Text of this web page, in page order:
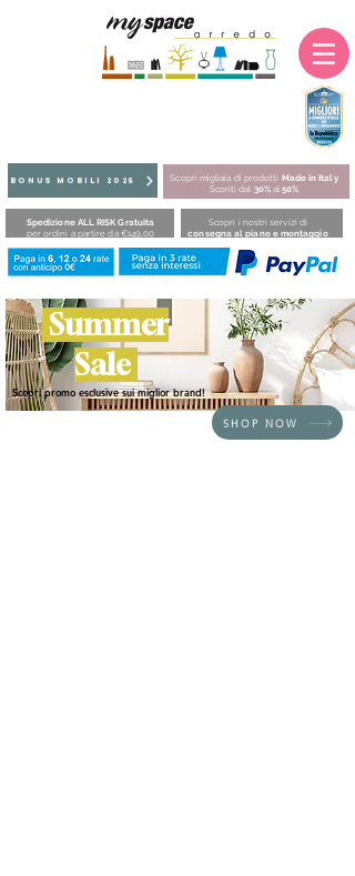
BONUS MOBILI 2025 Scopri migliaia di prodotti Made in Italy
Sconti dal 30%al50%
Spedizione ALL RISK Gratuita
per ordini a partire da €149,00
Scopri i nostri servizi di
consegna al piano e montaggio
Summer
Sale
SHOP NOW
Scopri promo esclusive sui miglior brand!